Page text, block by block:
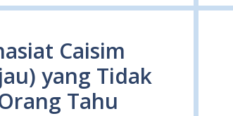
Caisim
yang Tidak
Tahu